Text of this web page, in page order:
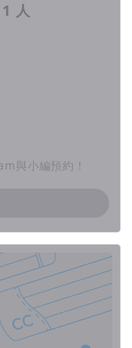
人
與小編預約！